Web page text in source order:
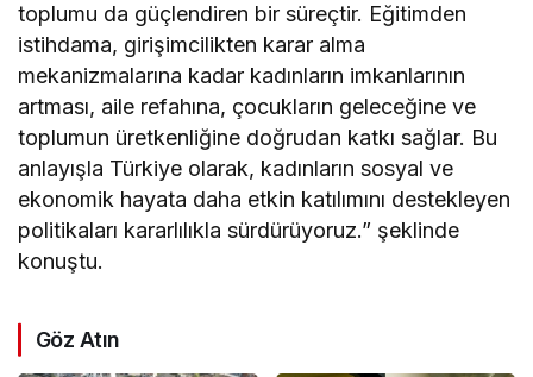
toplumu da güçlendiren bir süreçtir. Eğitimden
istihdama, girişimcilikten karar alma
mekanizmalarına kadar kadınların imkanlarının
artması, aile refahına, çocukların geleceğine ve
toplumun üretkenliğine doğrudan katkı sağlar. Bu
anlayışla Türkiye olarak, kadınların sosyal ve
ekonomik hayata daha etkin katılımını destekleyen
politikaları kararlılıkla sürdürüyoruz.” şeklinde
konuştu.
Göz Atın